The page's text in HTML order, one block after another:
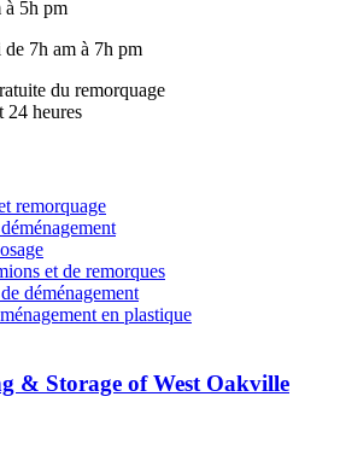
à 5h pm
7h am à 7h pm
du remorquage
24 heures
remorquage
et de remorques
déménagement
en plastique
& Storage of West Oakville